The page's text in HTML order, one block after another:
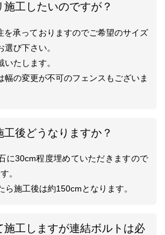
工したいのですが？
を承っておりますのでご希望のサイズ
び下さい。
たします。
幅の変更が不可のフェンスもございま
後どうなりますか？
に30cm程度埋めていただきますので
。
ら施工後は約150cmとなります。
施工しますが連結ボルトは必